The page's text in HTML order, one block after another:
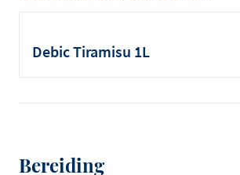
Debic Tiramisu 1L
Bereiding